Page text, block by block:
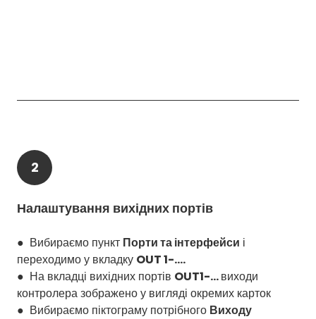
2
Налаштування вихідних портів
● Вибираємо пункт Порти та інтерфейси і
переходимо у вкладку OUT 1-....
● На вкладці вихідних портів OUT1-...виходи
контролера зображено у вигляді окремих карток
● Вибираємо піктограму потрібного Виходу